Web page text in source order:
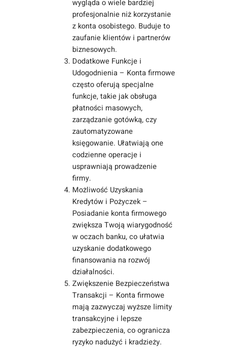
wygląda o wiele bardziej
profesjonalnie niż korzystanie
z konta osobistego. Buduje to
zaufanie klientów i partnerów
biznesowych.
Dodatkowe Funkcje i
Udogodnienia – Konta firmowe
często oferują specjalne
funkcje, takie jak obsługa
płatności masowych,
zarządzanie gotówką, czy
zautomatyzowane
księgowanie. Ułatwiają one
codzienne operacje i
usprawniają prowadzenie
firmy.
Możliwość Uzyskania
Kredytów i Pożyczek –
Posiadanie konta firmowego
zwiększa Twoją wiarygodność
w oczach banku, co ułatwia
uzyskanie dodatkowego
finansowania na rozwój
działalności.
Zwiększenie Bezpieczeństwa
Transakcji – Konta firmowe
mają zazwyczaj wyższe limity
transakcyjne i lepsze
zabezpieczenia, co ogranicza
ryzyko nadużyć i kradzieży.